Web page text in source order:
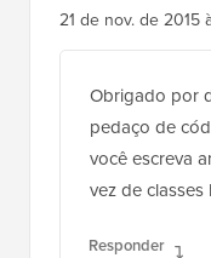
21 de nov. de 2015
Obrigado por
pedaço de
você escreva
vez de classes
Responder